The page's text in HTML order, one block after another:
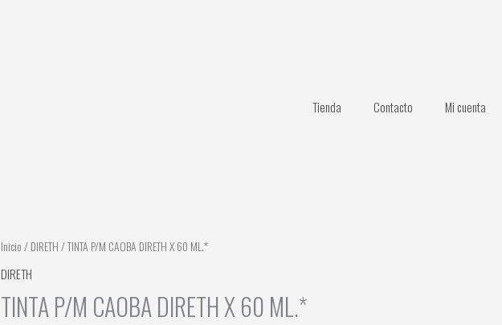
Tienda Contacto Mi cuenta
Inicio / DIRETH / TINTA P/M CAOBA DIRETH X 60 ML.*
DIRETH
TINTA P/M CAOBA DIRETH X 60 ML.*